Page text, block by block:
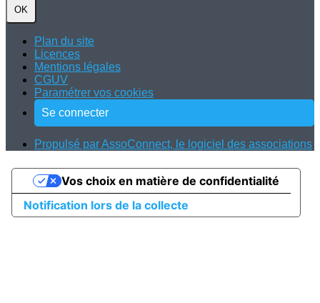
OK
Plan du site
Licences
Mentions légales
CGUV
Paramétrer vos cookies
Se connecter
Propulsé par AssoConnect, le logiciel des associations
Notification lors de la collecte
Vos choix en matière de confidentialité